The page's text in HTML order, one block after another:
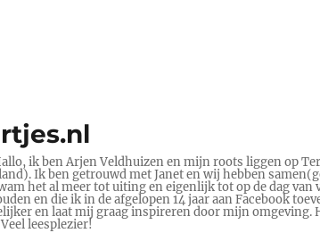
ik ben Arjen Veldhuizen en mijn roots liggen op
Ik ben getrouwd met Janet en wij hebben
het al meer tot uiting en eigenlijk tot op de dag
en die ik in de afgelopen 14 jaar aan Facebook
en laat mij graag inspireren door mijn omgeving.
leesplezier!